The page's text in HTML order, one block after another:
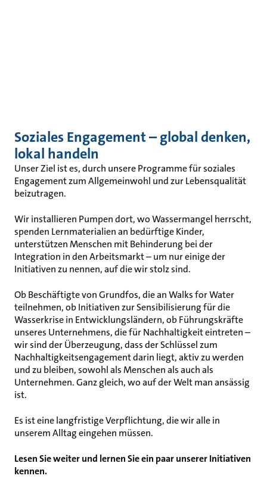
Soziales Engagement – global denken,
lokal handeln
Unser Ziel ist es, durch unsere Programme für soziales
Engagement zum Allgemeinwohl und zur Lebensqualität
beizutragen.
Wir installieren Pumpen dort, wo Wassermangel herrscht,
spenden Lernmaterialien an bedürftige Kinder,
unterstützen Menschen mit Behinderung bei der
Integration in den Arbeitsmarkt – um nur einige der
Initiativen zu nennen, auf die wir stolz sind.
Ob Beschäftigte von Grundfos, die an Walks for Water
teilnehmen, ob Initiativen zur Sensibilisierung für die
Wasserkrise in Entwicklungsländern, ob Führungskräfte
unseres Unternehmens, die für Nachhaltigkeit eintreten –
wir sind der Überzeugung, dass der Schlüssel zum
Nachhaltigkeitsengagement darin liegt, aktiv zu werden
und zu bleiben, sowohl als Menschen als auch als
Unternehmen. Ganz gleich, wo auf der Welt man ansässig
ist.
Es ist eine langfristige Verpflichtung, die wir alle in
unserem Alltag eingehen müssen.
Lesen Sie weiter und lernen Sie ein paar unserer Initiativen
kennen.